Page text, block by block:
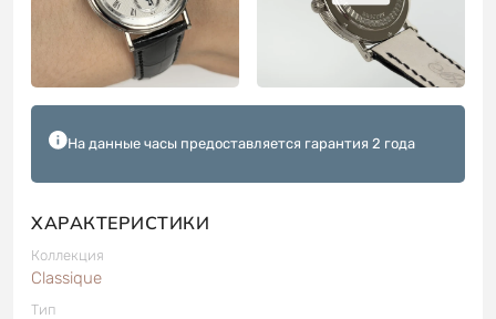
На данные часы предоставляется гарантия 2 года
ХАРАКТЕРИСТИКИ
Коллекция
Classique
Тип